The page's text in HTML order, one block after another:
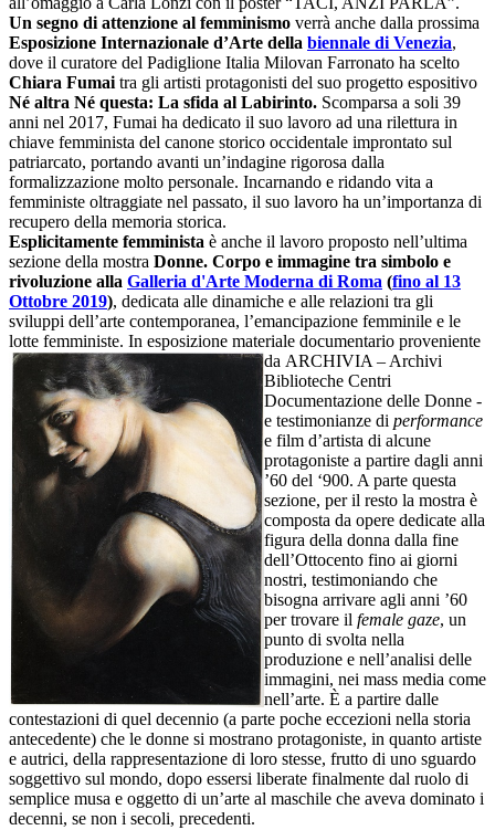
Un segno di attenzione al femminismo verrà anche dalla prossima
Esposizione Internazionale d’Arte della biennale di Venezia,
dove il curatore del Padiglione Italia Milovan Farronato ha scelto
Chiara Fumaitra gli artisti protagonisti del suo progetto espositivo
Né altra Né questa: La sfida al Labirinto. Scomparsa a soli 39
anni nel 2017, Fumai ha dedicato il suo lavoro ad una rilettura in
chiave femminista del canone storico occidentale improntato sul
patriarcato, portando avanti un’indagine rigorosa dalla
formalizzazione molto personale. Incarnando e ridando vita a
femministe oltraggiate nel passato, il suo lavoro ha un’importanza di
recupero della memoria storica.
Esplicitamente femminista è anche il lavoro proposto nell’ultima
sezione della mostra Donne. Corpo e immagine tra simbolo e
rivoluzione alla Galleria d'Arte Moderna di Roma (fino al 13
Ottobre 2019), dedicata alle dinamiche e alle relazioni tra gli
sviluppi dell’arte contemporanea, l’emancipazione femminile e le
lotte femministe. In esposizione materiale documentario proveniente
da ARCHIVIA – Archivi
Biblioteche Centri
Documentazione delle Donne -
e testimonianze di performance
e film d’artista di alcune
protagoniste a partire dagli anni
’60 del ‘900. A parte questa
sezione, per il resto la mostra è
composta da opere dedicate alla
figura della donna dalla fine
dell’Ottocento fino ai giorni
nostri, testimoniando che
bisogna arrivare agli anni ’60
per trovare il female gaze, un
punto di svolta nella
produzione e nell’analisi delle
immagini, nei mass media come
nell’arte. È a partire dalle
contestazioni di quel decennio (a parte poche eccezioni nella storia
antecedente) che le donne si mostrano protagoniste, in quanto artiste
e autrici, della rappresentazione di loro stesse, frutto di uno sguardo
soggettivo sul mondo, dopo essersi liberate finalmente dal ruolo di
semplice musa e oggetto di un’arte al maschile che aveva dominato i
decenni, se non i secoli, precedenti.